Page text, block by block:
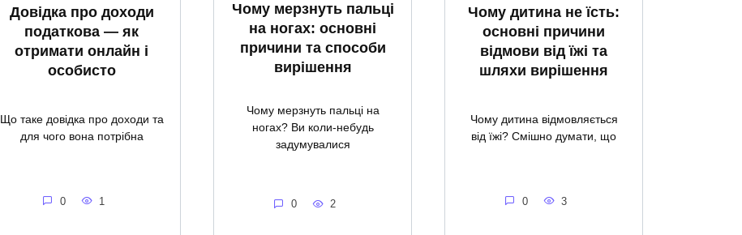
Довідка про доходи
податкова — як
отримати онлайн і
особисто
Що таке довідка про доходи та
для чого вона потрібна
0 1
Чому мерзнуть пальці
на ногах: основні
причини та способи
вирішення
Чому мерзнуть пальці на
ногах? Ви коли-небудь
задумувалися
0 2
Чому дитина не їсть:
основні причини
відмови від їжі та
шляхи вирішення
Чому дитина відмовляється
від їжі? Смішно думати, що
0 3